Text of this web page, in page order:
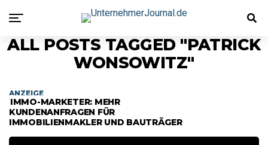
ALL POSTS TAGGED "PATRICK
WONSOWITZ"
ANZEIGE
IMMO-MARKETER: MEHR
KUNDENANFRAGEN FÜR
IMMOBILIENMAKLER UND BAUTRÄGER